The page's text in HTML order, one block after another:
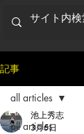
記事
all articles
all articles
池上秀志
3月5日